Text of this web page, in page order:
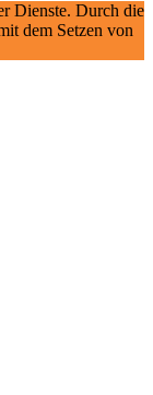
Dienste. Durch die
dem Setzen von